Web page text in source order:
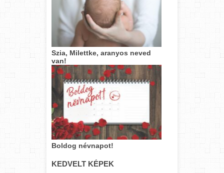
Szia, Milettke, aranyos neved
van!
Boldog névnapot!
KEDVELT KÉPEK